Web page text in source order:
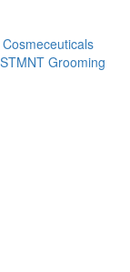
STMNT Grooming